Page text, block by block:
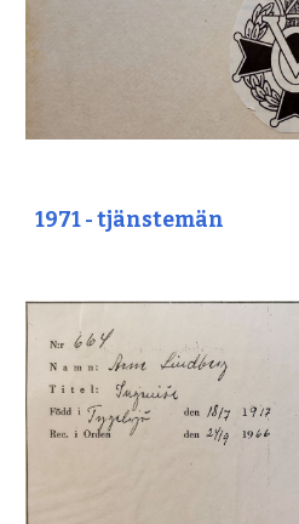
1971 - tjänstemän